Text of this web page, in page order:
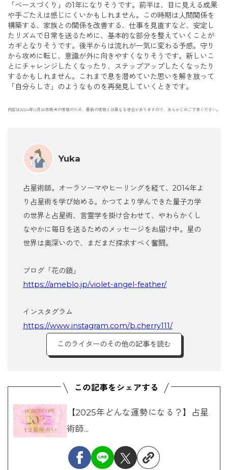
「ベースづくり」の1年になりそうです。前半は、目に見える成果
や手ごたえは感じにくいかもしれません。この時期は人間関係を
構築する、家族との関係を改善する、仕事を見直すなど、安定し
たリズムで日常を送るために、基本的な部分を整えていくことが
カギとなりそうです。後半からは流れが一気に変わる予感。守り
から攻めに転じ、意識が外に向きやすくなりそうです。新しいこ
とにチャレンジしたくなったり、ステップアップしたくなったり
するかもしれません。これまで息を潜めていた思いを解き放って
「自分らしさ」のようなものを再発見していくときです。
内容は2024年12月26日時点の情報のため、最新の情報とは異なる場合がありますので、あらかじめご了承ください。
Yuka
占星術師。オーラソーマやヒーリングを経て、2014年よ
り占星術を学び始める。かつてより学んできた量子力学
の世界と占星術、言霊学を掛け合わせて、やわらかくし
なやかに毎日を送るためのメッセージをお届け中。星の
世界は奥深いので、まだまだ探求すべく奮闘。
ブログ「花の鎖」
https://ameblo.jp/violet-angel-feather/
インスタグラム
https://www.instagram.com/b.cherry111/
このライターのその他の記事を読む
【2025年どんな運勢になる？】占星
術師...